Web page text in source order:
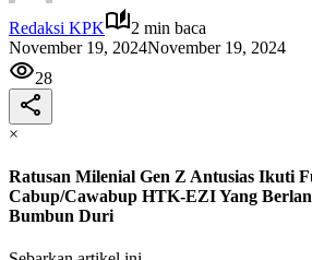
Redaksi KPK
2 min baca
November 19, 2024November 19, 2024
28
×
Ratusan Milenial Gen Z Antusias Ikuti
Cabup/Cawabup HTK-EZI Yang
Bumbun Duri